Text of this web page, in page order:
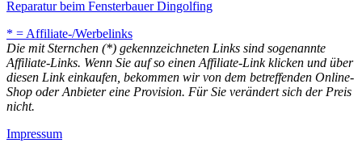
Reparatur beim Fensterbauer Dingolfing
* = Affiliate-/Werbelinks
Die mit Sternchen (*) gekennzeichneten Links sind sogenannte
Affiliate-Links. Wenn Sie auf so einen Affiliate-Link klicken und über
diesen Link einkaufen, bekommen wir von dem betreffenden Online-
Shop oder Anbieter eine Provision. Für Sie verändert sich der Preis
nicht.
Impressum